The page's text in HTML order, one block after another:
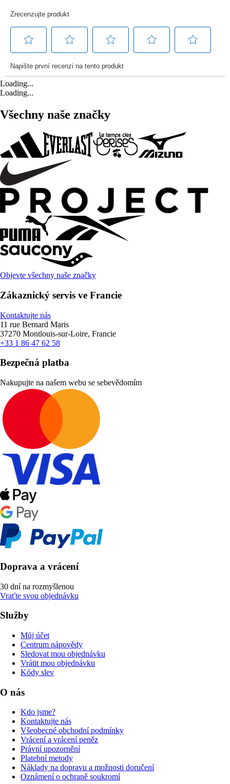
Loading...
Loading...
Všechny naše značky
Objevte všechny naše značky
Zákaznický servis ve Francie
Kontaktujte nás
11 rue Bernard Maris
37270 Montlouis-sur-Loire, Francie
+33 1 86 47 62 58
Bezpečná platba
Nakupujte na našem webu se sebevědomím
Doprava a vrácení
30 dní na rozmyšlenou
Vraťte svou objednávku
Služby
Můj účet
Centrum nápovědy
Sledovat mou objednávku
Vrátit mou objednávku
Kódy slev
O nás
Kdo jsme?
Kontaktujte nás
Všeobecné obchodní podmínky
Vrácení a vrácení peněz
Právní upozornění
Platební metody
Náklady na dopravu a možnosti doručení
Oznámení o ochraně soukromí